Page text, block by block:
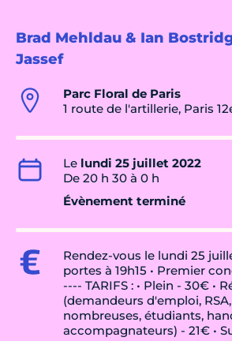
Brad Mehldau & Ian
Jassef
Parc Floral de Paris
1 route de l'artillerie, Paris
Le lundi 25 juillet 2022
De 20 h 30 à 0 h
Évènement terminé
Rendez-vous le lundi 25
portes à 19h15 • Premier
---- TARIFS : • Plein - 30€ •
(demandeurs d'emploi,
nombreuses, étudiants,
accompagnateurs) - 21€ •